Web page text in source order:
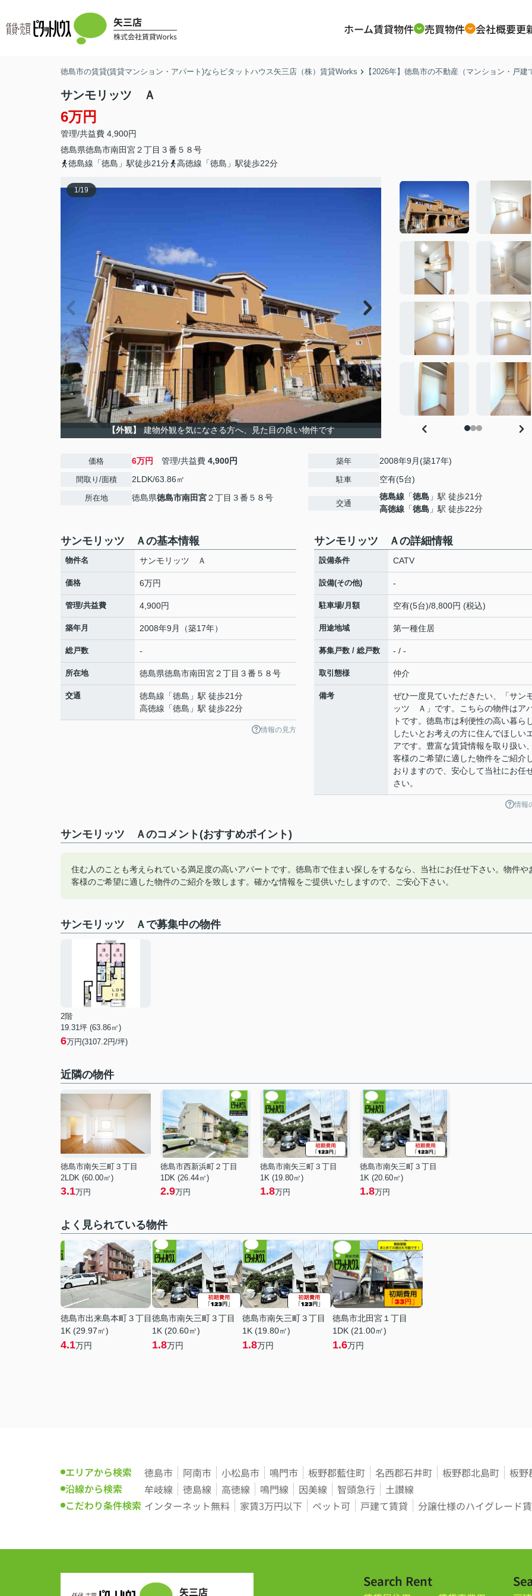
ホーム賃貸物件 売買物件 会社概要更
徳島市の賃貸(賃貸マンション・アパート)ならピタットハウス矢三店（株）賃貸Works 【2026年】徳島市の不動産（マンション・戸
サンモリッツ Ａ
6万円
管理/共益費 4,900円
徳島県徳島市南田宮２丁目３番５８号
徳島線「徳島」駅徒歩21分
高徳線「徳島」駅徒歩22分
1/19
【外観】 建物外観を気になさる方へ、見た目の良い物件です
価格 6万円 管理/共益費 4,900円
間取り/面積 2LDK/63.86㎡
所在地 徳島県徳島市南田宮２丁目３番５８号
築年 2008年9月(築17年)
駐車 空有(5台)
交通
徳島線 「徳島 」駅 徒歩21分
高徳線 「徳島 」駅 徒歩22分
サンモリッツ Ａの基本情報
物件名 サンモリッツ Ａ
価格 6万円
管理/共益費 4,900円
築年月 2008年9月（築17年）
総戸数 -
所在地 徳島県徳島市南田宮２丁目３番５８号
交通 徳島線 「徳島 」駅 徒歩21分
高徳線 「徳島 」駅 徒歩22分
情報の見方
サンモリッツ Ａの詳細情報
設備条件 CATV
設備(その他) -
駐車場/月額 空有(5台)/8,800円 (税込)
用途地域 第一種住居
募集戸数 / 総戸数 - / -
取引態様 仲介
備考
ぜひ一度見ていただきたい、「サン
ッツ Ａ」です。こちらの物件はア
トです。徳島市は利便性の高い暮ら
したいとお考えの方に住んでほしい
アです。豊富な賃貸情報を取り扱い
客様のご希望に適した物件をご紹介
おりますので、安心して当社にお任
さい。
情報
サンモリッツ Ａのコメント(おすすめポイント)
住む人のことも考えられている満足度の高いアパートです。徳島市で住まい探しをするなら、当社にお任せ下さい。物件や
客様のご希望に適した物件のご紹介を致します。確かな情報をご提供いたしますので、ご安心下さい。
サンモリッツ Ａで募集中の物件
2階
19.31坪 (63.86㎡)
6万円(3107.2円/坪)
近隣の物件
徳島市南矢三町３丁目
2LDK (60.00㎡)
3.1万円
徳島市西新浜町２丁目
1DK (26.44㎡)
2.9万円
徳島市南矢三町３丁目
1K (19.80㎡)
1.8万円
徳島市南矢三町３丁目
1K (20.60㎡)
1.8万円
よく見られている物件
徳島市出来島本町３丁目
1K (29.97㎡)
4.1万円
徳島市南矢三町３丁目
1K (20.60㎡)
1.8万円
徳島市南矢三町３丁目
1K (19.80㎡)
1.8万円
徳島市北田宮１丁目
1DK (21.00㎡)
1.6万円
エリアから検索 徳島市 阿南市 小松島市 鳴門市 板野郡藍住町 名西郡石井町 板野郡北島町 板野
沿線から検索
牟岐線 徳島線 高徳線 鳴門線 因美線 智頭急行
土讃線
こだわり条件検索 インターネット無料 家賃3万円以下 ペット可 戸建て賃貸 分譲仕様のハイグレード
Search Rent